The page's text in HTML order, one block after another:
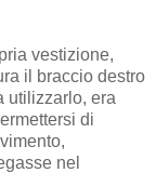
vestizione,
il braccio destro
utilizzarlo, era
di
nel